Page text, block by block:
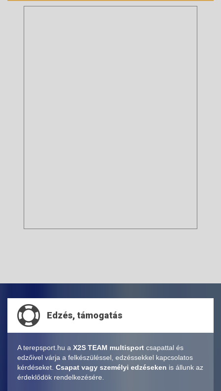
Edzés, támogatás
A terepsport.hu a X2S TEAM multisport csapattal és
edzőivel várja a felkészüléssel, edzéssekkel kapcsolatos
kérdéseket. Csapat vagy személyi edzéseken is állunk az
érdeklődök rendelkezésére.